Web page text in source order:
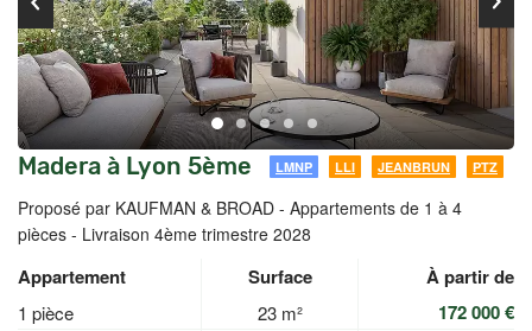
Madera à Lyon 5ème LMNP LLI JEANBRUN PTZ
Proposé par KAUFMAN & BROAD - Appartements de 1 à 4
pièces - Livraison 4ème trimestre 2028
Appartement Surface À partir de
1 pièce 23 m² 172 000 €